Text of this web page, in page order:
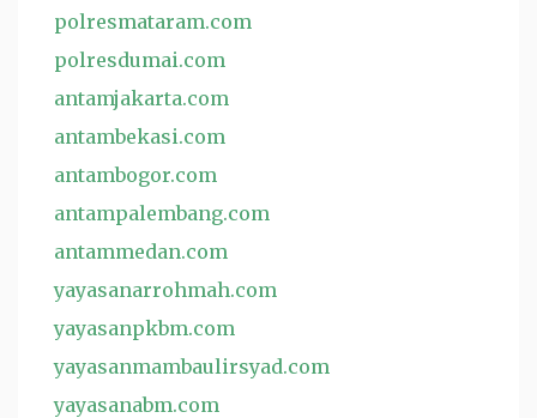
polresmataram.com
polresdumai.com
antamjakarta.com
antambekasi.com
antambogor.com
antampalembang.com
antammedan.com
yayasanarrohmah.com
yayasanpkbm.com
yayasanmambaulirsyad.com
yayasanabm.com